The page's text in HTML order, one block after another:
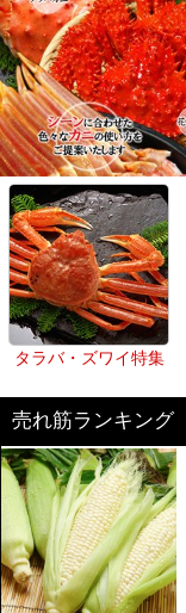
タラバ・ズワイ特集
売れ筋ランキング